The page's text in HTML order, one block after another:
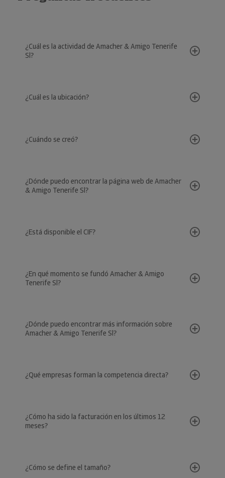
¿Cuál es la actividad de Amacher & Amigo Tenerife
Sl?
¿Cuál es la ubicación?
¿Cuándo se creó?
¿Dónde puedo encontrar la página web de Amacher
& Amigo Tenerife Sl?
¿Está disponible el CIF?
¿En qué momento se fundó Amacher & Amigo
Tenerife Sl?
¿Dónde puedo encontrar más información sobre
Amacher & Amigo Tenerife Sl?
¿Qué empresas forman la competencia directa?
¿Cómo ha sido la facturación en los últimos 12
meses?
¿Cómo se define el tamaño?